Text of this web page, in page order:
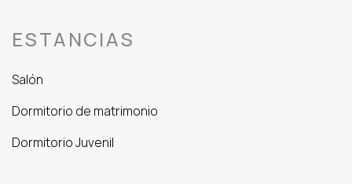
ESTANCIAS
Salón
Dormitorio de matrimonio
Dormitorio Juvenil